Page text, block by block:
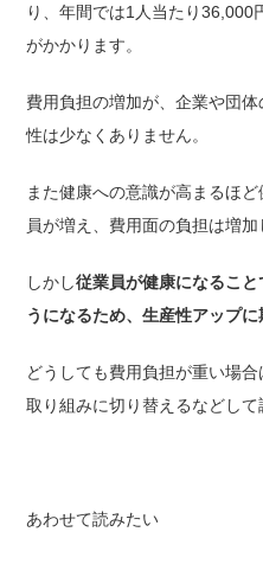
り、年間では1人当たり36,000
がかかります。
費用負担の増加が、企業や団
性は少なくありません。
また健康への意識が高まるほ
員が増え、費用面の負担は増加
しかし従業員が健康になるこ
うになるため、生産性アップ
どうしても費用負担が重い場
取り組みに切り替えるなどして
あわせて読みたい